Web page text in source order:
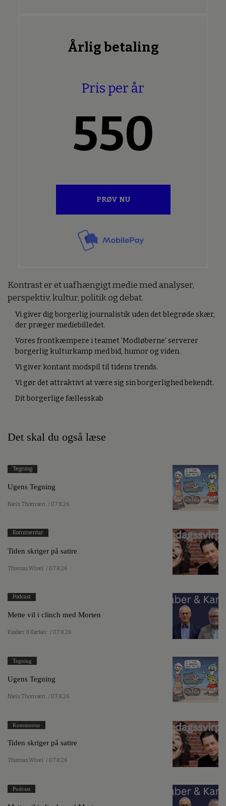
Årlig betaling
Pris per år
550
PRØV NU
Kontrast er et uafhængigt medie med analyser,
perspektiv, kultur, politik og debat.
Vi giver dig borgerlig journalistik uden det blegrøde skær,
der præger mediebilledet.
Vores frontkæmpere i teamet ’Modløberne’ serverer
borgerlig kulturkamp med bid, humor og viden.
Vi giver kontant modspil til tidens trends.
Vi gør det attraktivt at være sig sin borgerlighed bekendt.
Dit borgerlige fællesskab
Det skal du også læse
Tegning
Ugens Tegning
Niels Thomsen / 07.8.26
Kommentar
Tiden skriger på satire
Thomas Wivel / 07.8.26
Podcast
Mette vil i clinch med Morten
Kaaber & Karker / 07.8.26
Tegning
Ugens Tegning
Niels Thomsen / 07.8.26
Kommentar
Tiden skriger på satire
Thomas Wivel / 07.8.26
Podcast